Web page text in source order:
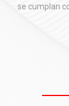
se cumplan